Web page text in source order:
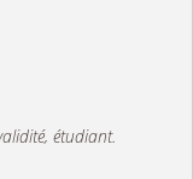
étudiant.